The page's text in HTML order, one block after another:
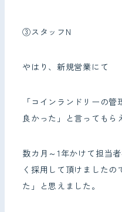
③スタッフN
やはり、新規営業にて
「コインランドリーの
良かった」と言ってもら
数カ月～1年かけて担当
く採用して頂けましたの
た」と思えました。